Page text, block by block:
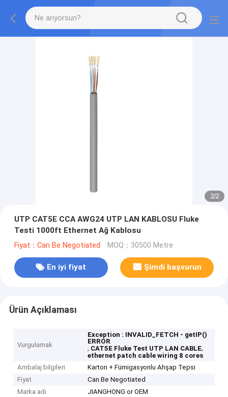
2/2
UTP CAT5E CCA AWG24 UTP LAN KABLOSU Fluke
Testi 1000ft Ethernet Ağ Kablosu
Fiyat：Can Be Negotiated MOQ：30500 Metre
En iyi fiyat Şimdi başvurun
Ürün Açıklaması
Vurgulamak
Exception : INVALID_FETCH - getIP()
ERROR
, CAT5E Fluke Test UTP LAN CABLE,
ethernet patch cable wiring 8 cores
Ambalaj bilgileri
Karton + Fümigasyonlu Ahşap Tepsi
Fiyat
Can Be Negotiated
Marka adı
JIANGHONG or OEM